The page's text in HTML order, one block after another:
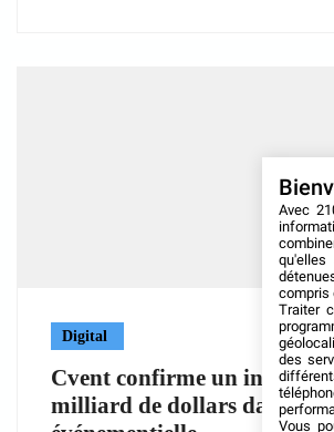
Digital
Cvent confirme un
milliard de dollars dans l’IA
Avec
compris
Traiter
des
Vous